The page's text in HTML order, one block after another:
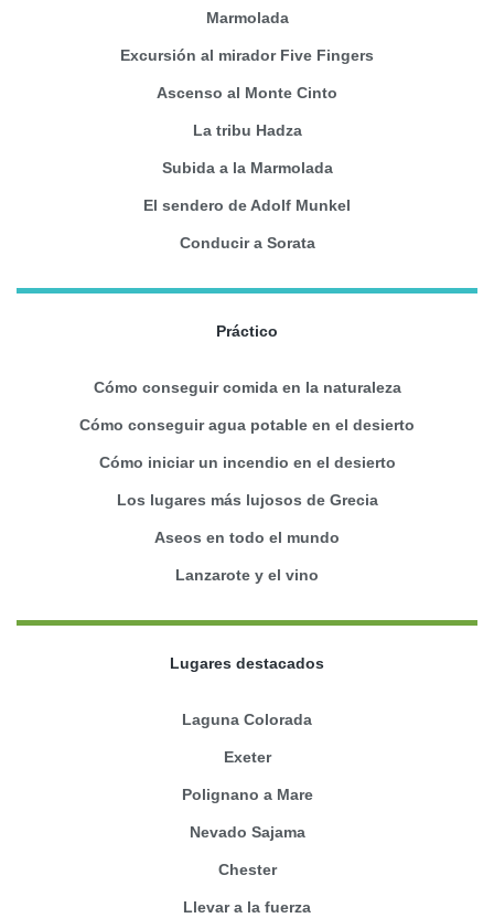
Marmolada
Excursión al mirador Five Fingers
Ascenso al Monte Cinto
La tribu Hadza
Subida a la Marmolada
El sendero de Adolf Munkel
Conducir a Sorata
Práctico
Cómo conseguir comida en la naturaleza
Cómo conseguir agua potable en el desierto
Cómo iniciar un incendio en el desierto
Los lugares más lujosos de Grecia
Aseos en todo el mundo
Lanzarote y el vino
Lugares destacados
Laguna Colorada
Exeter
Polignano a Mare
Nevado Sajama
Chester
Llevar a la fuerza